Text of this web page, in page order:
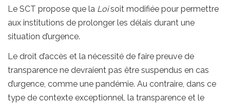
Le SCT propose que la Loisoit modifiée pour permettre
aux institutions de prolonger les délais durant une
situation d’urgence.
Le droit d’accès et la nécessité de faire preuve de
transparence ne devraient pas être suspendus en cas
d’urgence, comme une pandémie. Au contraire, dans ce
type de contexte exceptionnel, la transparence et le